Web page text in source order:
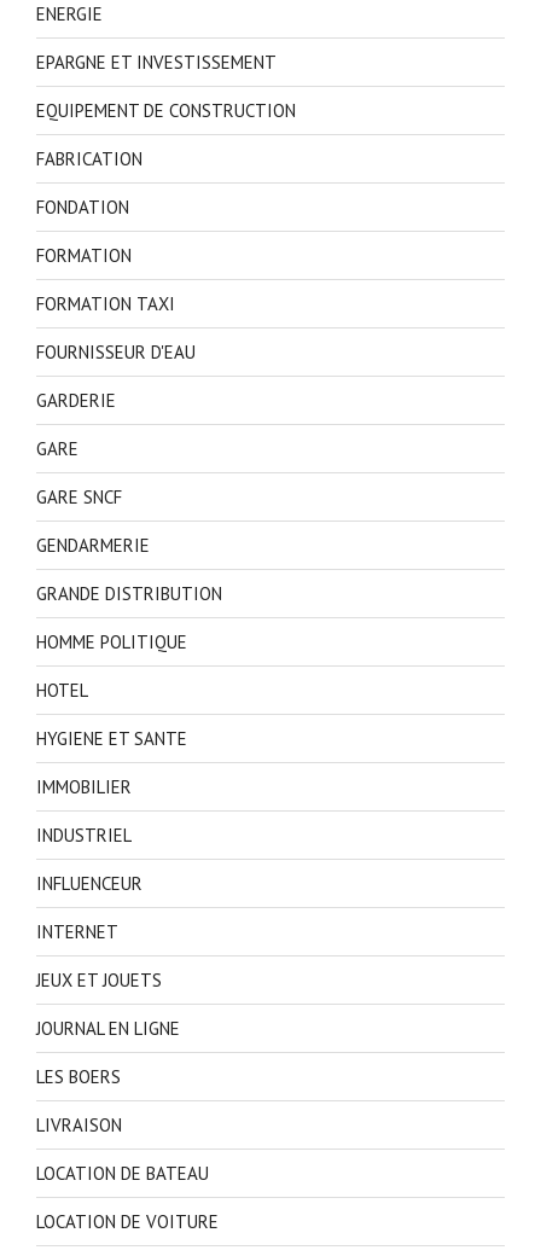
ENERGIE
EPARGNE ET INVESTISSEMENT
EQUIPEMENT DE CONSTRUCTION
FABRICATION
FONDATION
FORMATION
FORMATION TAXI
FOURNISSEUR D'EAU
GARDERIE
GARE
GARE SNCF
GENDARMERIE
GRANDE DISTRIBUTION
HOMME POLITIQUE
HOTEL
HYGIENE ET SANTE
IMMOBILIER
INDUSTRIEL
INFLUENCEUR
INTERNET
JEUX ET JOUETS
JOURNAL EN LIGNE
LES BOERS
LIVRAISON
LOCATION DE BATEAU
LOCATION DE VOITURE